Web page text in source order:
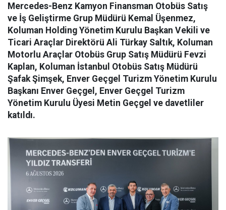
Mercedes-Benz Kamyon Finansman Otobüs Satış
ve İş Geliştirme Grup Müdürü Kemal Üşenmez,
Koluman Holding Yönetim Kurulu Başkan Vekili ve
Ticari Araçlar Direktörü Ali Türkay Saltık, Koluman
Motorlu Araçlar Otobüs Grup Satış Müdürü Fevzi
Kaplan, Koluman İstanbul Otobüs Satış Müdürü
Şafak Şimşek, Enver Geçgel Turizm Yönetim Kurulu
Başkanı Enver Geçgel, Enver Geçgel Turizm
Yönetim Kurulu Üyesi Metin Geçgel ve davetliler
katıldı.